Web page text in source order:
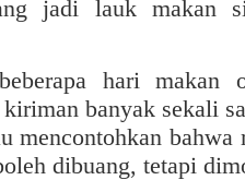
jadi lauk makan
hari makan
kiriman banyak sekali
mencontohkan
dibuang, tetapi